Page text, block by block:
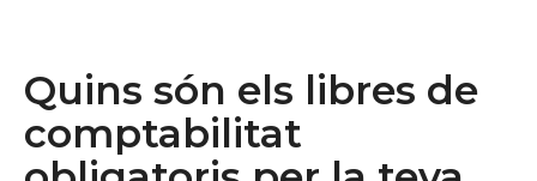
Quins són els libres de
comptabilitat